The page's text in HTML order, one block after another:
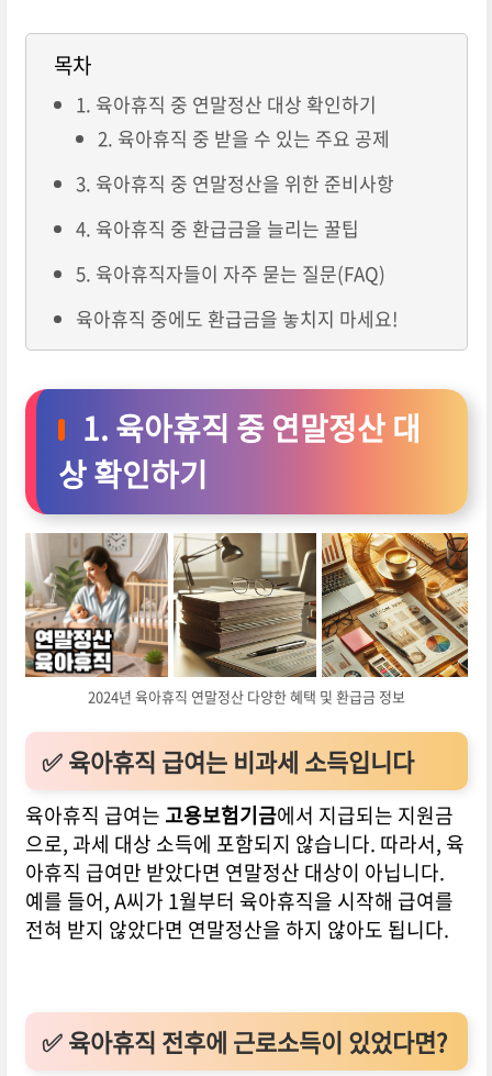
목차
1. 육아휴직 중 연말정산 대상 확인하기
2. 육아휴직 중 받을 수 있는 주요 공제
3. 육아휴직 중 연말정산을 위한 준비사항
4. 육아휴직 중 환급금을 늘리는 꿀팁
5. 육아휴직자들이 자주 묻는 질문(FAQ)
육아휴직 중에도 환급금을 놓치지 마세요!
1. 육아휴직 중 연말정산 대
상 확인하기
2024년 육아휴직 연말정산 다양한 혜택 및 환급금 정보
✅ 육아휴직 급여는 비과세 소득입니다
육아휴직 급여는 고용보험기금에서 지급되는 지원금
으로, 과세 대상 소득에 포함되지 않습니다. 따라서, 육
아휴직 급여만 받았다면 연말정산 대상이 아닙니다.
예를 들어, A씨가 1월부터 육아휴직을 시작해 급여를
전혀 받지 않았다면 연말정산을 하지 않아도 됩니다.
✅ 육아휴직 전후에 근로소득이 있었다면?